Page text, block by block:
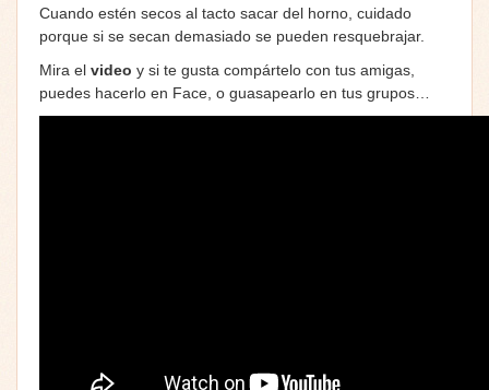
Cuando estén secos al tacto sacar del horno, cuidado
porque si se secan demasiado se pueden resquebrajar.
Mira el video y si te gusta compártelo con tus amigas,
puedes hacerlo en Face, o guasapearlo en tus grupos…